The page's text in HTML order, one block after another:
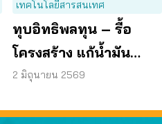
เทคโนโลยีสารสนเทศ
ทุบอิทธิพลทุน – รื้อ
โครงสร้าง แก้น้ำมัน
ไฟฟ้า ค่าเน็ตแพง
2 มิถุนายน 2569